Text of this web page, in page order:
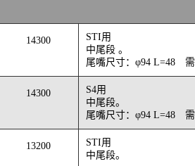
14300
STI用
中尾段 。
尾嘴尺寸：φ94 L=48
14300
S4用
中尾段。
尾嘴尺寸：φ94 L=48
13200
STI用
中尾段。